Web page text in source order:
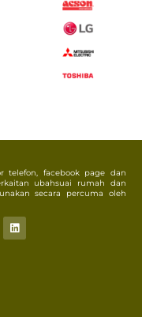
telefon, facebook page dan
ubahsuai rumah dan
secara percuma oleh